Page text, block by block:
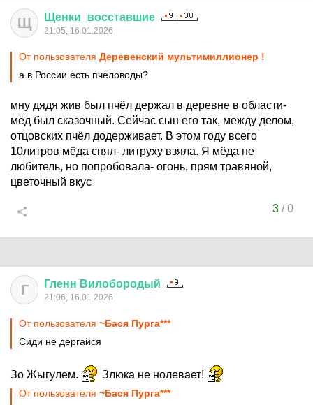
Щ Щенки восставшие
21:05, 16.01.2026
От пользователя Деревенский мультимиллионер !
а в России есть пчеловоды?
мну дядя жив был пчёл держал в деревне в области-
мёд был сказочный. Сейчас сын его так, между делом,
отцовских пчёл додерживает. В этом году всего
10литров мёда снял- литруху взяла. Я мёда не
любитель, но попробовала- огонь, прям травяной,
цветочный вкус
3/0
Г Гленн Вилобородый
21:06, 16.01.2026
От пользователя ~Бася Пурга***
Сиди не дергайся
Зо Жыгулем. Злюка не нолевает!
От пользователя ~Бася Пурга***